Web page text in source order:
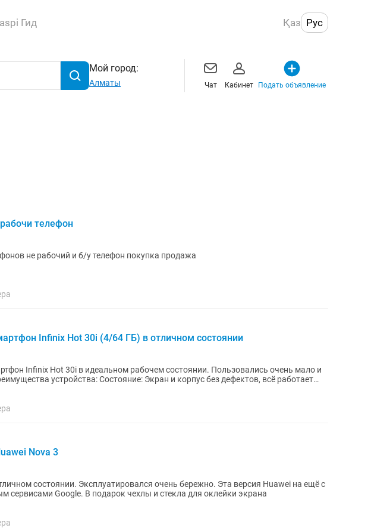
Гид Қаз Рус
Мой город:
Алматы Чат Кабинет Подать объявление
телефон
не рабочий и б/у телефон покупка продажа
Infinix Hot 30i (4/64 ГБ) в отличном состоянии
Infinix Hot 30i в идеальном рабочем состоянии. Пользовались очень мало и
Состояние: Экран и корпус без дефектов, всё работает
Nova 3
состоянии. Эксплуатировался очень бережно. Эта версия Huawei на ещё с
сервисами Google. В подарок чехлы и стекла для оклейки экрана